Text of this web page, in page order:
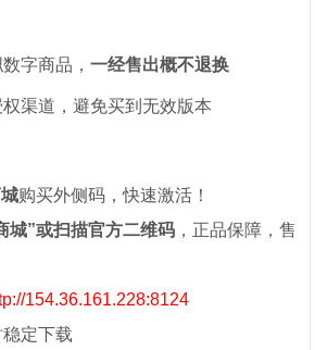
字商品，一经售出概不退换
渠道，避免买到无效版本
购买外侧码，快速激活！
城”或扫描官方二维码 ，正品保障，售
154.36.161.228:8124
定下载